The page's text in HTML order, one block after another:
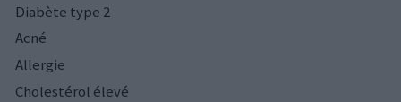
Diabète type 2
Acné
Allergie
Cholestérol élevé